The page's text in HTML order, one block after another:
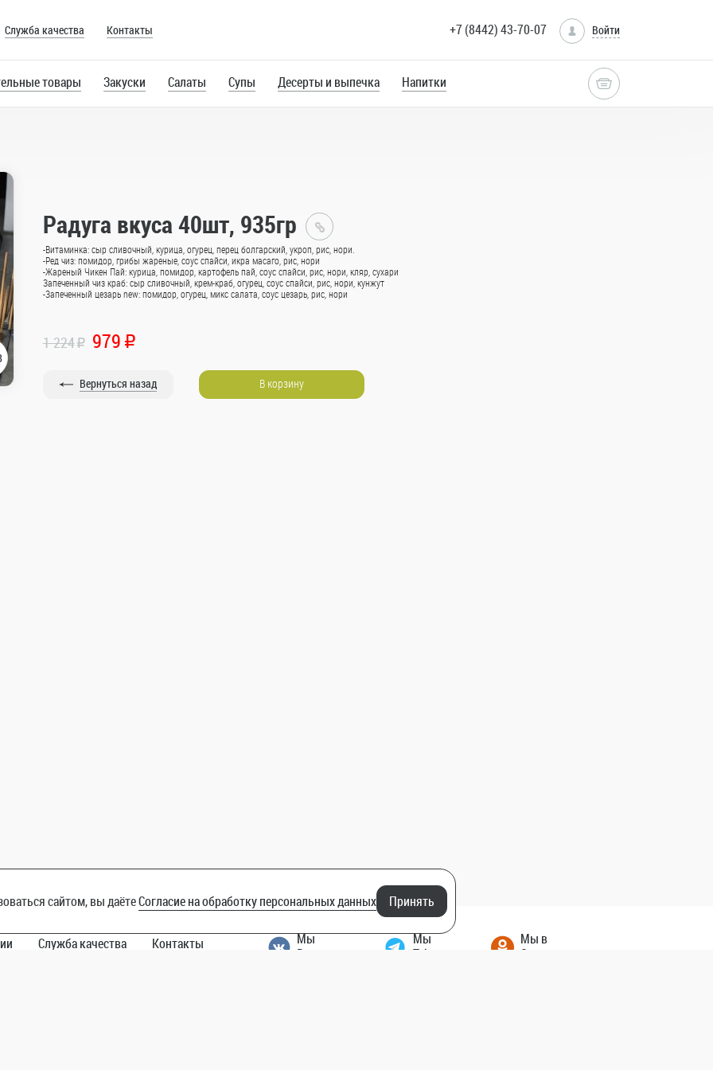
Служба качества Контакты +7 (8442) 43-70-07 Войти
товары Закуски Салаты Супы Десерты и выпечка Напитки
Радуга вкуса 40шт, 935гр
Роллы
-Витаминка: сыр сливочный, курица, огурец, перец болгарский, укроп, рис, нори.
-Ред чиз: помидор, грибы жареные, соус спайси, икра масаго, рис, нори
-Жареный Чикен Пай: курица, помидор, картофель пай, соус спайси, рис, нори, кляр, сухари
Запеченный чиз краб: сыр сливочный, крем-краб, огурец, соус спайси, рис, нори, кунжут
-Запеченный цезарь new: помидор, огурец, микс салата, соус цезарь, рис, нори
1 224R 979 R
Вернуться назад В корзину
Служба качества
Контакты
Мы
Вконтакте
Мы
Telegram
Мы в
Одноклассники
сайтом, вы даётеСогласие на обработку персональных данных Принять